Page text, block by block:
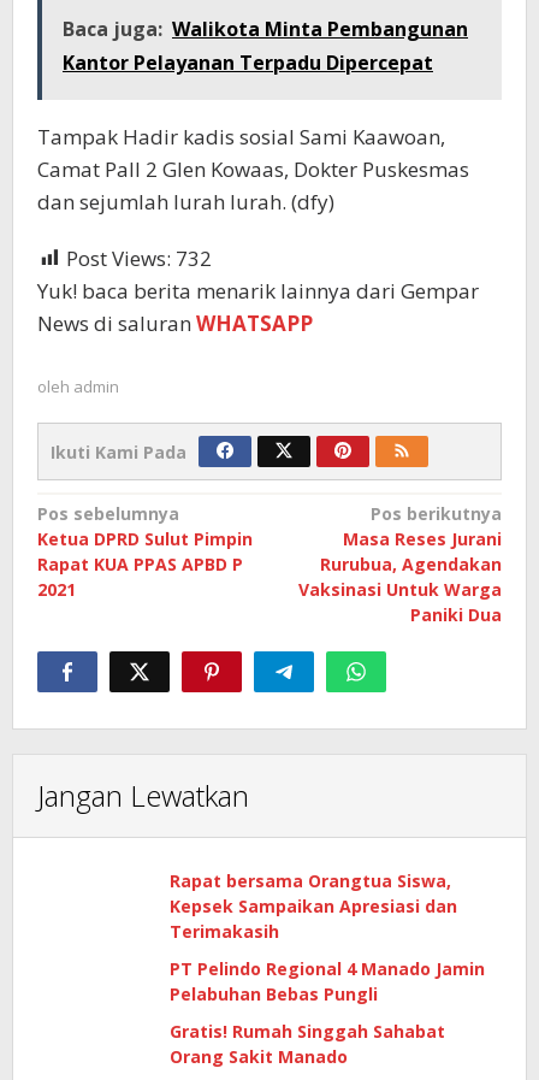
Baca juga: Walikota Minta Pembangunan
Kantor Pelayanan Terpadu Dipercepat
Tampak Hadir kadis sosial Sami Kaawoan,
Camat Pall 2 Glen Kowaas, Dokter Puskesmas
dan sejumlah lurah lurah. (dfy)
Post Views: 732
Yuk! baca berita menarik lainnya dari Gempar
News di saluran WHATSAPP
oleh admin
Ikuti Kami Pada
Navigasi
pos
Pos sebelumnya
Ketua DPRD Sulut Pimpin
Rapat KUA PPAS APBD P
2021
Pos berikutnya
Masa Reses Jurani
Rurubua, Agendakan
Vaksinasi Untuk Warga
Paniki Dua
Jangan Lewatkan
Rapat bersama Orangtua Siswa,
Kepsek Sampaikan Apresiasi dan
Terimakasih
PT Pelindo Regional 4 Manado Jamin
Pelabuhan Bebas Pungli
Gratis! Rumah Singgah Sahabat
Orang Sakit Manado